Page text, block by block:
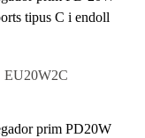
EU20W2C